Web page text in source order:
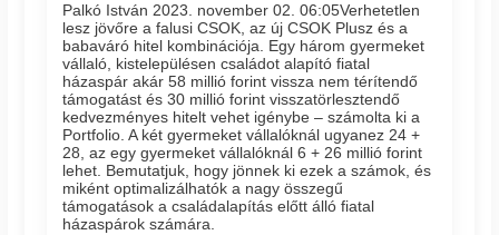
Palkó István 2023. november 02. 06:05​Verhetetlen
lesz jövőre a falusi CSOK, az új CSOK Plusz és a
babaváró hitel kombinációja. Egy három gyermeket
vállaló, kistelepülésen családot alapító fiatal
házaspár akár 58 millió forint vissza nem térítendő
támogatást és 30 millió forint visszatörlesztendő
kedvezményes hitelt vehet igénybe – számolta ki a
Portfolio. A két gyermeket vállalóknál ugyanez 24 +
28, az egy gyermeket vállalóknál 6 + 26 millió forint
lehet. Bemutatjuk, hogy jönnek ki ezek a számok, és
miként optimalizálhatók a nagy összegű
támogatások a családalapítás előtt álló fiatal
házaspárok számára.